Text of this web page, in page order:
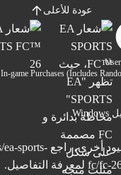
عودة للأعلى
In-game Purchases (Includes
أخرى. راجع ea-sports-
fc/fc- لمعرفة التفاصيل.